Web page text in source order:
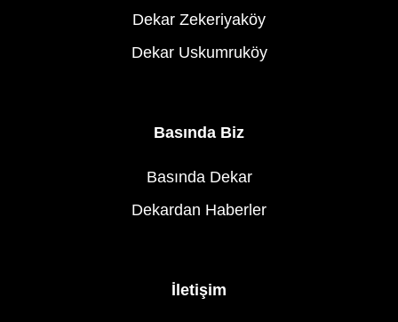
Dekar Zekeriyaköy
Dekar Uskumruköy
Basında Biz
Basında Dekar
Dekardan Haberler
İletişim